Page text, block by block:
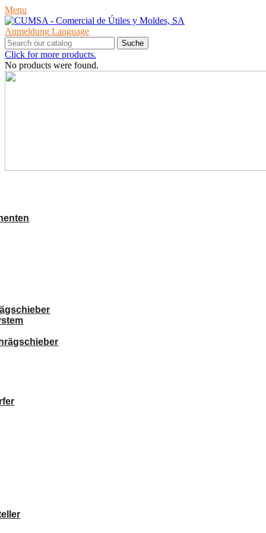
Menu
Anmeldung Language
Suche
Click for more products.
No products were found.